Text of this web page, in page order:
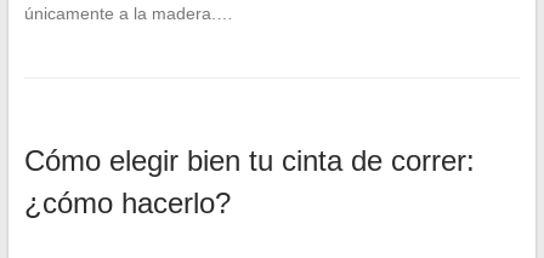
únicamente a la madera.…
Cómo elegir bien tu cinta de correr:
¿cómo hacerlo?